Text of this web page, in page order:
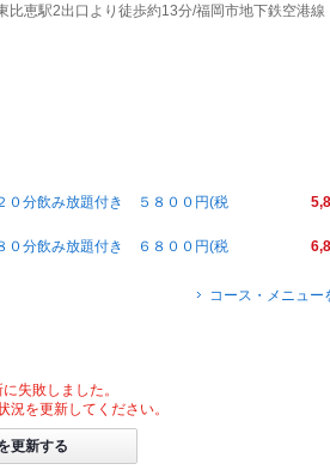
０分飲み放題付き ５８００円(税
０分飲み放題付き ６８００円(税
コース・メニュー
失敗しました。
況を更新してください。
更新する